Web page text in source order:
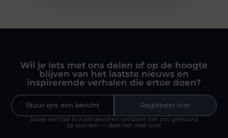
Wil je iets met ons delen of op de hoogte
blijven van het laatste nieuws en
inspirerende verhalen die ertoe doen?
Stuur ons een bericht
Registreer hier
Jouw verhaal is waardevol en verdient het om gehoord
te worden — deel het met ons!